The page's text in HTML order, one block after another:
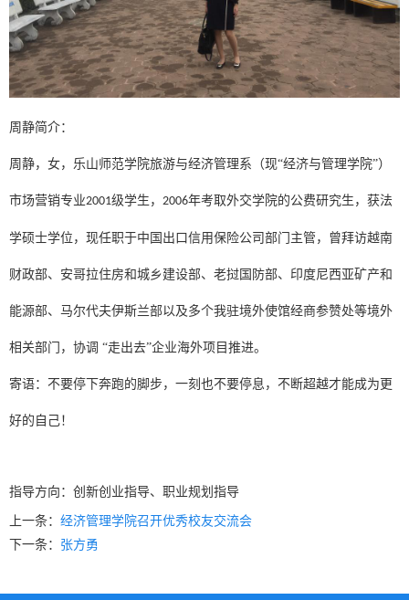
周静简介：
周静，女，乐山师范学院旅游与经济管理系（现“经济与管理学院”）
市场营销专业2001级学生， 2006年考取外交学院的公费研究生，获法
学硕士学位，现任职于中国出口信用保险公司部门主管，曾拜访越南
财政部、安哥拉住房和城乡建设部、老挝国防部、印度尼西亚矿产和
能源部、马尔代夫伊斯兰部以及多个我驻境外使馆经商参赞处等境外
相关部门，协调 “走出去”企业海外项目推进。
寄语：不要停下奔跑的脚步，一刻也不要停息，不断超越才能成为更
好的自己！
指导方向：创新创业指导、职业规划指导
上一条： 经济管理学院召开优秀校友交流会
下一条： 张方勇